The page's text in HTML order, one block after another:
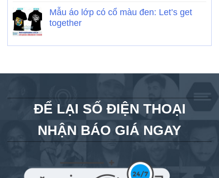
Mẫu áo lớp có cổ màu đen: Let’s get
together
ĐỂ LẠI SỐ ĐIỆN THOẠI
NHẬN BÁO GIÁ NGAY